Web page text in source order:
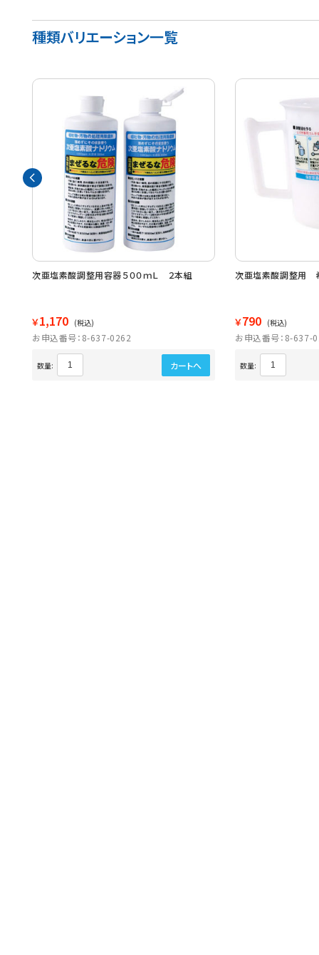
種類バリエーション一覧
次亜塩素酸調整用容器５００ｍＬ ２本組
￥1,170 (税込)
お申込番号：8-637-0262
数量: カートへ
次亜塩素酸調整用
￥790 (税込)
お申込番号：8-637-
数量: